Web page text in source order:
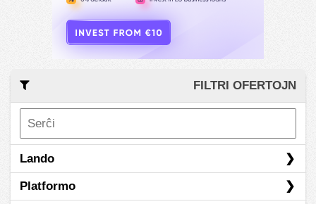
FILTRI OFERTOJN
Lando
Aŭstrio
Platformo